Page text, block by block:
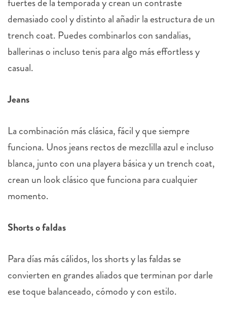
demasiado cool y distinto al añadir la estructura de un
trench coat. Puedes combinarlos con sandalias,
ballerinas o incluso tenis para algo más effortless y
casual.
funciona. Unos jeans rectos de mezclilla azul e incluso
blanca, junto con una playera básica y un trench coat,
crean un look clásico que funciona para cualquier
momento.
convierten en grandes aliados que terminan por darle
ese toque balanceado, cómodo y con estilo.